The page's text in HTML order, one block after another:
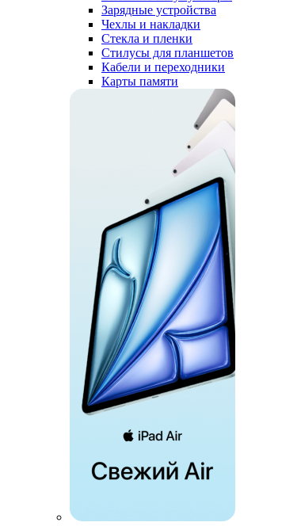
Зарядные устройства
Чехлы и накладки
Стекла и пленки
Стилусы для планшетов
Кабели и переходники
Карты памяти